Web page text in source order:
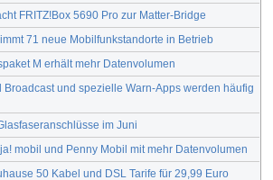
FRITZ!Box 5690 Pro zur Matter-Bridge
71 neue Mobilfunkstandorte in Betrieb
M erhält mehr Datenvolumen
Broadcast und spezielle Warn-Apps werden häufig
im Juni
mobil und Penny Mobil mit mehr Datenvolumen
50 Kabel und DSL Tarife für 29,99 Euro